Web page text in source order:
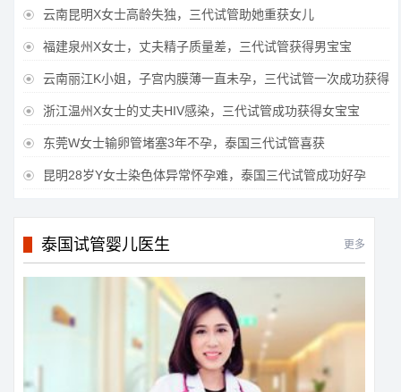
 云南昆明X女士高龄失独，三代试管助她重获女儿
 福建泉州X女士，丈夫精子质量差，三代试管获得男宝宝
 云南丽江K小姐，子宫内膜薄一直未孕，三代试管一次成功获得
 浙江温州X女士的丈夫HIV感染，三代试管成功获得女宝宝
 东莞W女士输卵管堵塞3年不孕，泰国三代试管喜获
 昆明28岁Y女士染色体异常怀孕难，泰国三代试管成功好孕
泰国试管婴儿医生 更多